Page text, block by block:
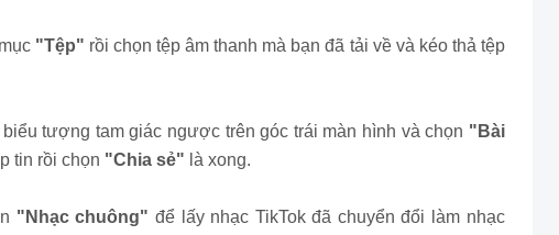
"Tệp" rồi chọn tệp âm thanh mà bạn đã tải về và kéo thả tệp
tượng tam giác ngược trên góc trái màn hình và chọn "Bài
tin rồi chọn "Chia sẻ" là xong.
"Nhạc chuông" để lấy nhạc TikTok đã chuyển đổi làm nhạc